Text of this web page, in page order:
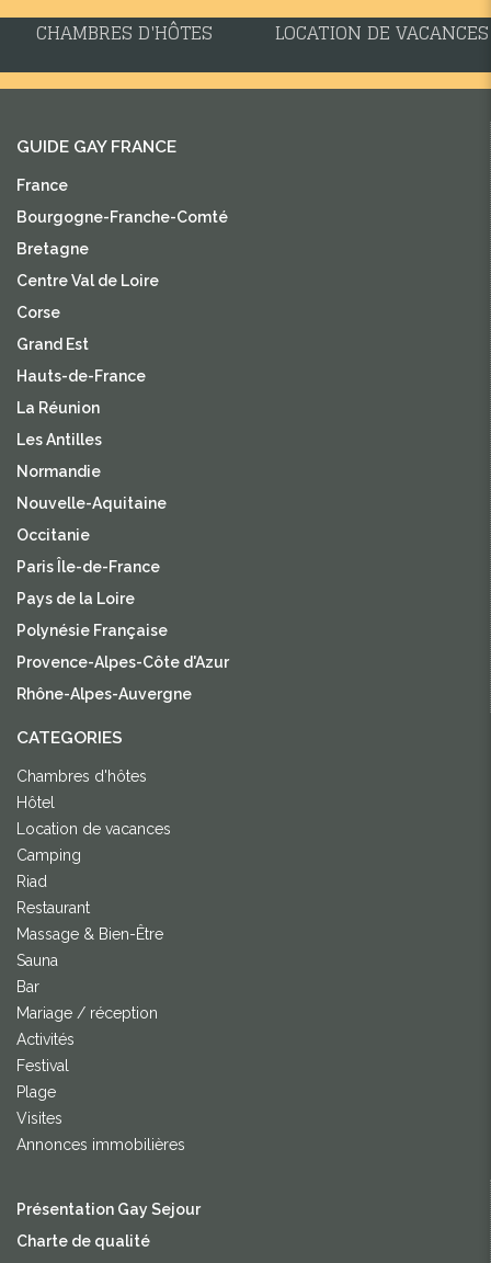
CHAMBRES D'HÔTES LOCATION DE VACANCES
GUIDE GAY FRANCE
France
Bourgogne-Franche-Comté
Bretagne
Centre Val de Loire
Corse
Grand Est
Hauts-de-France
La Réunion
Les Antilles
Normandie
Nouvelle-Aquitaine
Occitanie
Paris Île-de-France
Pays de la Loire
Polynésie Française
Provence-Alpes-Côte d'Azur
Rhône-Alpes-Auvergne
CATEGORIES
Chambres d'hôtes
Hôtel
Location de vacances
Camping
Riad
Restaurant
Massage & Bien-Être
Sauna
Bar
Mariage / réception
Activités
Festival
Plage
Visites
Annonces immobilières
Présentation Gay Sejour
Charte de qualité